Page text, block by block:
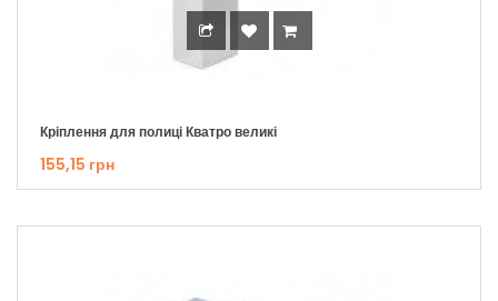
Кріплення для полиці Кватро великі
155,15 грн